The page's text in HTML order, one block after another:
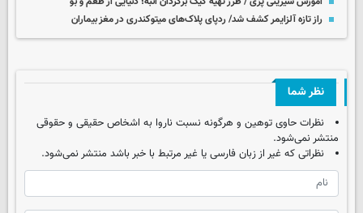
راز تازه آلزایمر کشف شد/ ردپای پلاک‌های میتوکندری در مغز بیماران
نظر شما
نظرات حاوی توهین و هرگونه نسبت ناروا به اشخاص حقیقی و حقوقی
منتشر نمی‌شود.
نظراتی که غیر از زبان فارسی یا غیر مرتبط با خبر باشد منتشر نمی‌شود.